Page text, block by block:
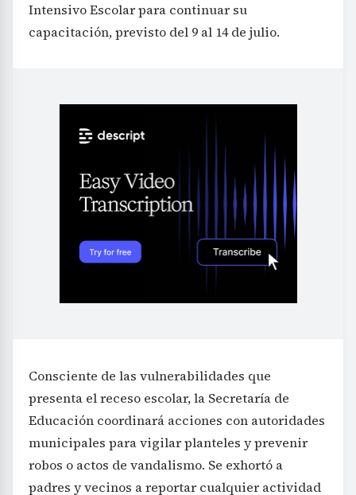
Intensivo Escolar para continuar su
capacitación, previsto del 9 al 14 de julio.
Consciente de las vulnerabilidades que
presenta el receso escolar, la Secretaría de
Educación coordinará acciones con autoridades
municipales para vigilar planteles y prevenir
robos o actos de vandalismo. Se exhortó a
padres y vecinos a reportar cualquier actividad